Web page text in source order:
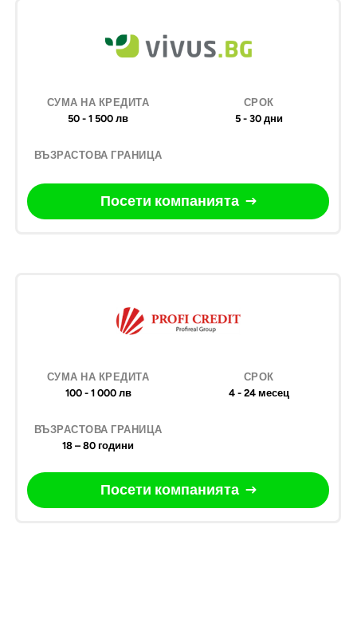
50 - 1 500 лв 5 - 30 дни
Посети компанията
100 - 1 000 лв 4 - 24 месец
18 – 80 години
Посети компанията